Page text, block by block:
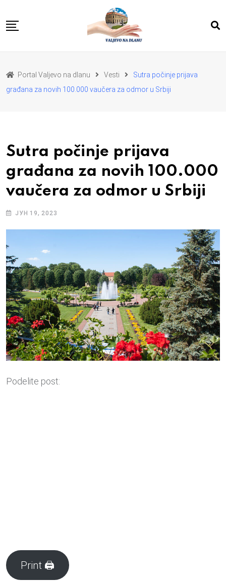
to
REGION
PRIVREDA
POLITIKA
O NAMA
Portal Valjevo na dlanu Vesti
Sutra počinje prijava
građana za novih 100.000 vaučera za odmor u Srbiji
Sutra počinje prijava
građana za novih 100.000
vaučera za odmor u Srbiji
ЈУН 19, 2023
Podelite post:
Print 🖨